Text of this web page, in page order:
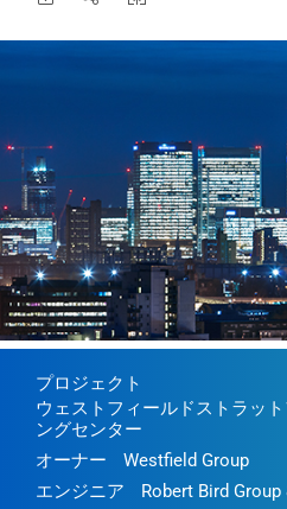
プロジェクト
ウェストフィールドストラッ
ングセンター
オーナー
Westfield Group
エンジニア
Robert Bird Group